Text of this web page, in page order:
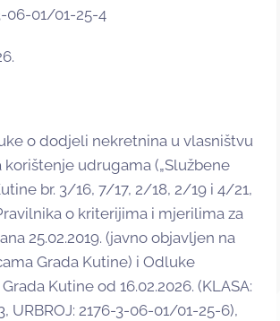
06-01/01-25-4
o dodjeli nekretnina u vlasništvu
korištenje udrugama („Službene
br. 3/16, 7/17, 2/18, 2/19 i 4/21,
o kriterijima i mjerilima za
25.02.2019. (javno objavljen na
Grada Kutine) i Odluke
Kutine od 16.02.2026. (KLASA:
URBROJ: 2176-3-06-01/01-25-6),